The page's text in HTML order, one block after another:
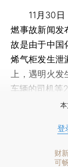
11月30日，
燃事故新闻发
故是由于中国
烯气柜发生泄
上，遇明火
车辆的司机等
登
财
可